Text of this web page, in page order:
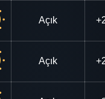
Açık
Açık